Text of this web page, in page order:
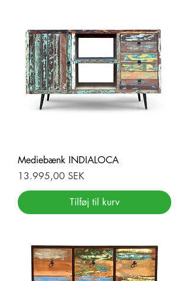
Mediebænk INDIALOCA
Pris
13.995,00 SEK
Tilføj til kurv